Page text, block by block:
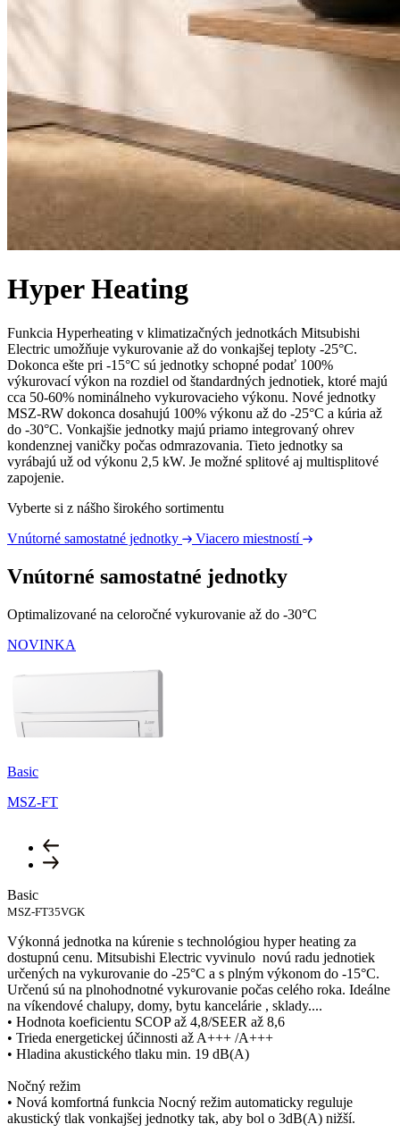
Hyper Heating
Funkcia Hyperheating v klimatizačných jednotkách Mitsubishi
Electric umožňuje vykurovanie až do vonkajšej teploty -25°C.
Dokonca ešte pri -15°C sú jednotky schopné podať 100%
výkurovací výkon na rozdiel od štandardných jednotiek, ktoré majú
cca 50-60% nominálneho vykurovacieho výkonu. Nové jednotky
MSZ-RW dokonca dosahujú 100% výkonu až do -25°C a kúria až
do -30°C. Vonkajšie jednotky majú priamo integrovaný ohrev
kondenznej vaničky počas odmrazovania. Tieto jednotky sa
vyrábajú už od výkonu 2,5 kW. Je možné splitové aj multisplitové
zapojenie.
Vyberte si z nášho širokého sortimentu
Vnútorné samostatné jednotky
Viacero miestností
Vnútorné samostatné jednotky
Optimalizované na celoročné vykurovanie až do -30°C
NOVINKA
Basic
MSZ-FT
Basic
MSZ-FT35VGK
Výkonná jednotka na kúrenie s technológiou hyper heating za
dostupnú cenu. Mitsubishi Electric vyvinulo novú radu jednotiek
určených na vykurovanie do -25°C a s plným výkonom do -15°C.
Určenú sú na plnohodnotné vykurovanie počas celého roka. Ideálne
na víkendové chalupy, domy, bytu kancelárie , sklady....
• Hodnota koeficientu SCOP až 4,8/SEER až 8,6
• Trieda energetickej účinnosti až A+++ /A+++
• Hladina akustického tlaku min. 19 dB(A)
Nočný režim
• Nová komfortná funkcia Nocný režim automaticky reguluje
akustický tlak vonkajšej jednotky tak, aby bol o 3dB(A) nižší.